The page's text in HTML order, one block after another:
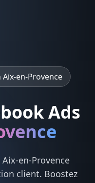
Aix-en-Provence
Ads
Aix-en-Provence
client. Boostez